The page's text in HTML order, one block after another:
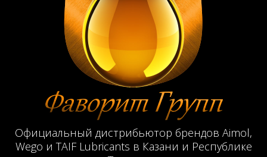
Официальный дистрибьютор брендов Aimol,
Wego и TAIF Lubricants в Казани и Республике